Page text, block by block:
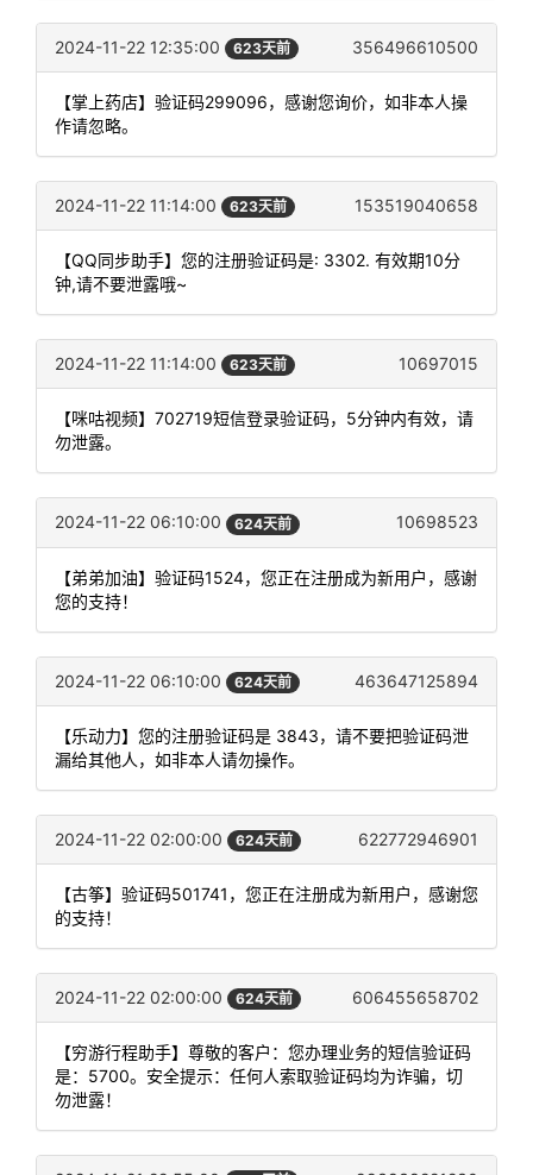
2024-11-22 12:35:00 623天前 356496610500
【掌上药店】验证码299096，感谢您询价，如非本人操
作请忽略。
2024-11-22 11:14:00 623天前 153519040658
【QQ同步助手】您的注册验证码是: 3302. 有效期10分
钟,请不要泄露哦~
2024-11-22 11:14:00 623天前 10697015
【咪咕视频】702719短信登录验证码，5分钟内有效，请
勿泄露。
2024-11-22 06:10:00 624天前 10698523
【弟弟加油】验证码1524，您正在注册成为新用户，感谢
您的支持！
2024-11-22 06:10:00 624天前 463647125894
【乐动力】您的注册验证码是 3843，请不要把验证码泄
漏给其他人，如非本人请勿操作。
2024-11-22 02:00:00 624天前 622772946901
【古筝】验证码501741，您正在注册成为新用户，感谢您
的支持！
2024-11-22 02:00:00 624天前 606455658702
【穷游行程助手】尊敬的客户：您办理业务的短信验证码
是：5700。安全提示：任何人索取验证码均为诈骗，切
勿泄露！